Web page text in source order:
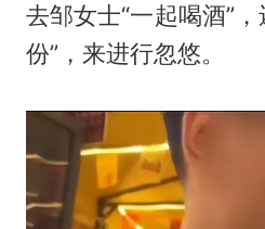
去邹女士“一起喝酒”
份”，来进行忽悠。